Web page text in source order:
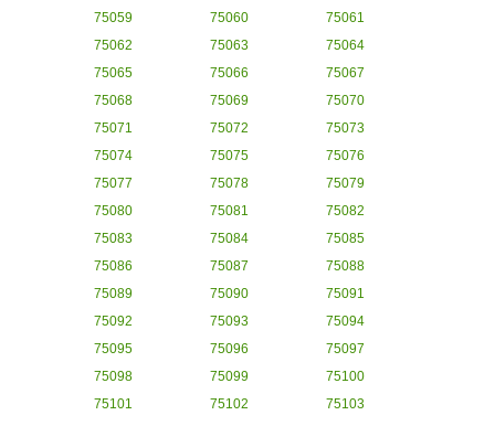
75059
75060
75061
75062
75063
75064
75065
75066
75067
75068
75069
75070
75071
75072
75073
75074
75075
75076
75077
75078
75079
75080
75081
75082
75083
75084
75085
75086
75087
75088
75089
75090
75091
75092
75093
75094
75095
75096
75097
75098
75099
75100
75101
75102
75103